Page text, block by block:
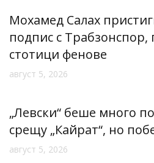
Мохамед Салах
подпис с Трабзонспор,
стотици фенове
август 5, 2026
„Левски“ беше много
срещу „Кайрат“, но
август 5, 2026